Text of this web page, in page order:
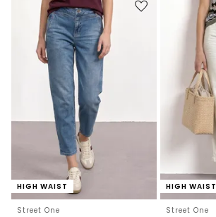
HIGH WAIST
Street One
HIGH WAIST
Street One